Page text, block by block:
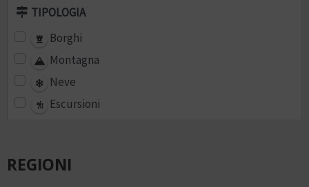
TIPOLOGIA
Borghi
Montagna
Neve
Escursioni
REGIONI